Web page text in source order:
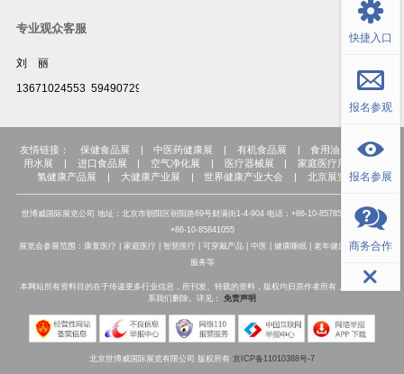
专业观众客服
刘 丽
13671024553 594907299@qq.com
友情链接： 保健食品展 | 中医药健康展 | 有机食品展 | 食用油展 |
饮
用水展
| 进口食品展 | 空气净化展 | 医疗器械展 | 家庭医疗用品展
氢健康产品展
| 大健康产业展 | 世界健康产业大会 | 北京展览公司
世博威国际展览公司 地址：北京市朝阳区朝阳路69号财满街1-4-904 电话：+86-10-85785007 传真：
+86-10-85841055
展览会参展范围：康复医疗 | 家庭医疗 | 智慧医疗 | 可穿戴产品 | 中医 | 健康睡眠 | 老年健康 | 健康管理
服务等
本网站所有资料目的在于传递更多行业信息，所刊发、转载的资料，版权均归原作者所有，如有侵权联
系我们删除。详见： 免责声明
北京世博威国际展览有限公司 版权所有 京ICP备11010388号-7
快捷入口
报名参观
报名参展
商务合作